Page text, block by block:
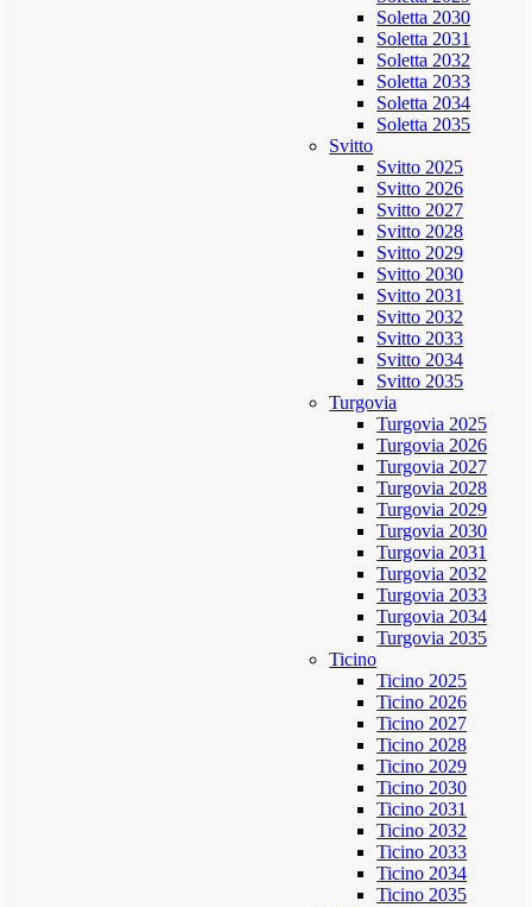
Soletta 2030
Soletta 2031
Soletta 2032
Soletta 2033
Soletta 2034
Soletta 2035
Svitto
Svitto 2025
Svitto 2026
Svitto 2027
Svitto 2028
Svitto 2029
Svitto 2030
Svitto 2031
Svitto 2032
Svitto 2033
Svitto 2034
Svitto 2035
Turgovia
Turgovia 2025
Turgovia 2026
Turgovia 2027
Turgovia 2028
Turgovia 2029
Turgovia 2030
Turgovia 2031
Turgovia 2032
Turgovia 2033
Turgovia 2034
Turgovia 2035
Ticino
Ticino 2025
Ticino 2026
Ticino 2027
Ticino 2028
Ticino 2029
Ticino 2030
Ticino 2031
Ticino 2032
Ticino 2033
Ticino 2034
Ticino 2035